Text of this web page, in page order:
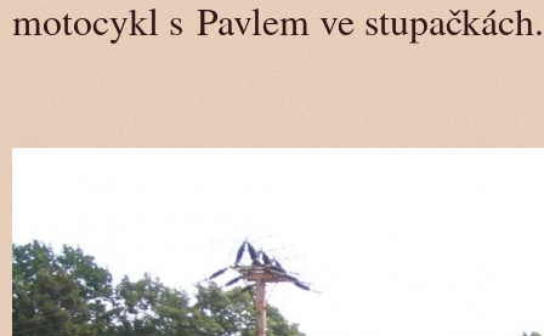
motocykl s Pavlem ve